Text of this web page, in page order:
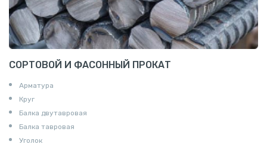
СОРТОВОЙ И ФАСОННЫЙ ПРОКАТ
Арматура
Круг
Балка двутавровая
Балка тавровая
Уголок